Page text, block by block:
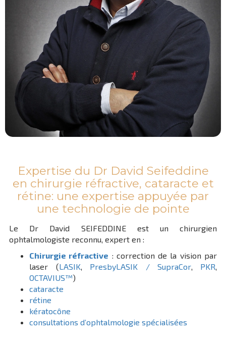
Expertise du Dr David Seifeddine
en chirurgie réfractive, cataracte et
rétine: une expertise appuyée par
une technologie de pointe
Le Dr David SEIFEDDINE est un chirurgien
ophtalmologiste reconnu, expert en :
Chirurgie réfractive : correction de la vision par
laser (LASIK, PresbyLASIK / SupraCor, PKR,
OCTAVIUS™)
cataracte
rétine
kératocône
consultations d’ophtalmologie spécialisées